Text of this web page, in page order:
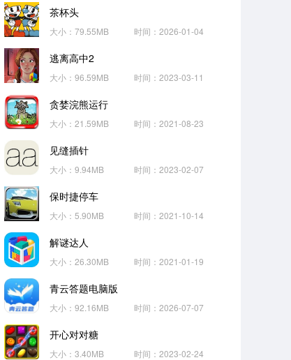
茶杯头
大小：79.55MB 时间：2026-01-04
逃离高中2
大小：96.59MB 时间：2023-03-11
贪婪浣熊运行
大小：21.59MB 时间：2021-08-23
见缝插针
大小：9.94MB 时间：2023-02-07
保时捷停车
大小：5.90MB 时间：2021-10-14
解谜达人
大小：26.30MB 时间：2021-01-19
青云答题电脑版
大小：92.16MB 时间：2026-07-07
开心对对糖
大小：3.40MB 时间：2023-02-24